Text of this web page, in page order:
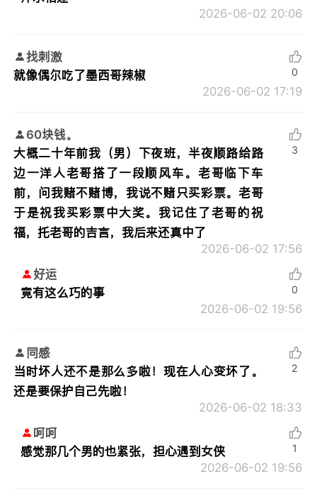
2026-06-02 20:06
找刺激
就像偶尔吃了墨西哥辣椒
2026-06-02 17:19
0
60块钱。
大概二十年前我（男）下夜班，半夜顺路给路
边一洋人老哥搭了一段顺风车。老哥临下车
前，问我赌不赌博，我说不赌只买彩票。老哥
于是祝我买彩票中大奖。我记住了老哥的祝
福，托老哥的吉言，我后来还真中了
2026-06-02 17:56
3
好运
竟有这么巧的事
2026-06-02 19:56
0
同感
当时坏人还不是那么多啦！现在人心变坏了。
还是要保护自己先啦！
2026-06-02 18:33
2
呵呵
感觉那几个男的也紧张，担心遇到女侠
2026-06-02 19:56
1